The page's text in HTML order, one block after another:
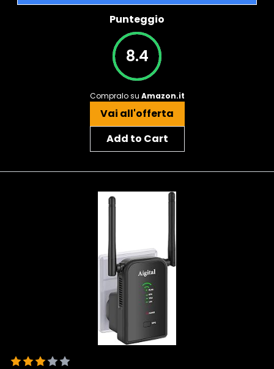
Punteggio
8.4
Compralo su Amazon.it
Vai all'offerta
Add to Cart